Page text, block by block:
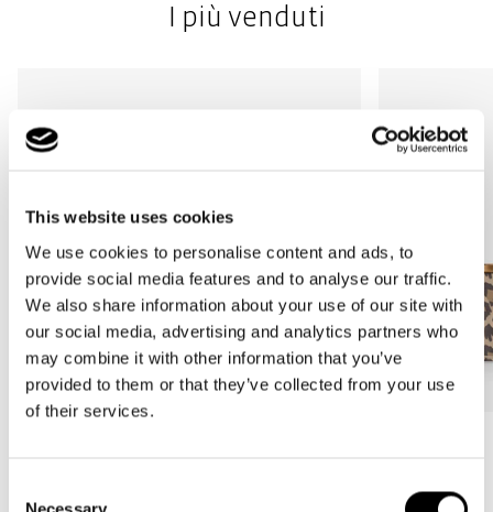
This website uses cookies
We use cookies to personalise content and ads, to
provide social media features and to analyse our traffic.
We also share information about your use of our site with
our social media, advertising and analytics partners who
may combine it with other information that you’ve
provided to them or that they’ve collected from your use
of their services.
Necessary
I più venduti
leo macchiato
leo macchiato